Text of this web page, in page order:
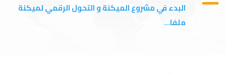
البدء في مشروع الميكنة و التحول الرقمي لميكنة
ملفا...